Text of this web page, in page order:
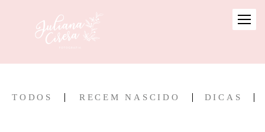
TODOS RECEM NASCIDO DICAS